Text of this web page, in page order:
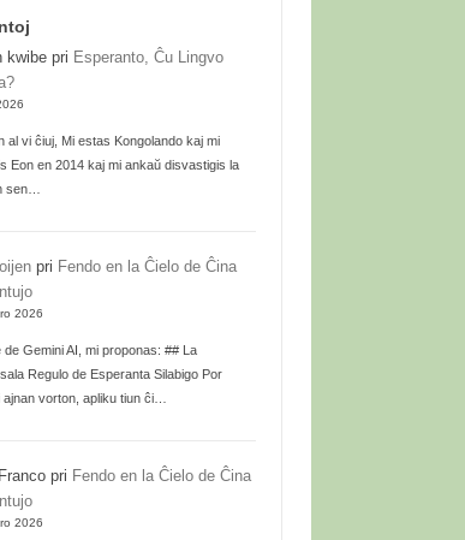
kwibepri Esperanto, Ĉu Lingvo
al vi ĉiuj, Mi estas Kongolando kaj mi
Eon en 2014 kaj mi ankaŭ disvastigis la
sen…
pri Fendo en la Ĉielo de Ĉina
2026
de Gemini AI, mi proponas: ## La
Regulo de Esperanta Silabigo Por
ajnan vorton, apliku tiun ĉi…
pri Fendo en la Ĉielo de Ĉina
2026